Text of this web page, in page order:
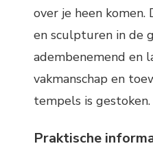
over je heen komen.
en sculpturen in de
adembenemend en
vakmanschap en
tempels is gestoken.
Praktische